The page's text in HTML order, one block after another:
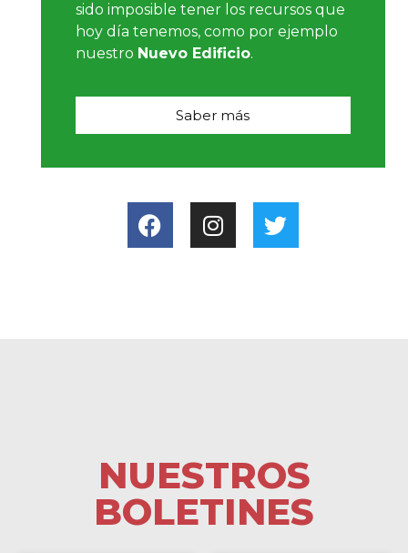
sido imposible tener los recursos que
hoy día tenemos, como por ejemplo
nuestro Nuevo Edificio.
Saber más
NUESTROS
BOLETINES